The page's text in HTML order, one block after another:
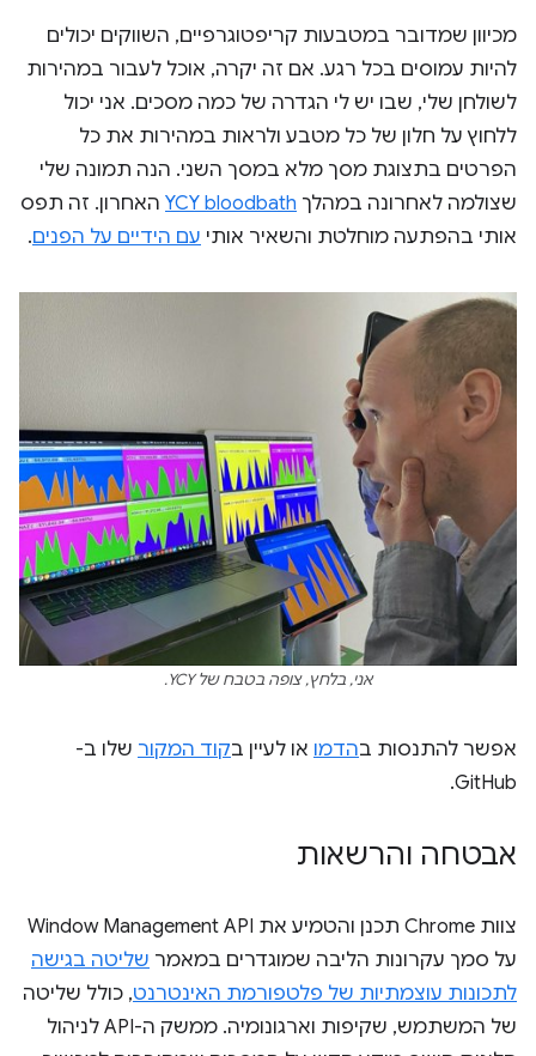
מכיוון שמדובר במטבעות קריפטוגרפיים, השווקים יכולים
להיות עמוסים בכל רגע. אם זה יקרה, אוכל לעבור במהירות
לשולחן שלי, שבו יש לי הגדרה של כמה מסכים. אני יכול
ללחוץ על חלון של כל מטבע ולראות במהירות את כל
הפרטים בתצוגת מסך מלא במסך השני. הנה תמונה שלי
שצולמה לאחרונה במהלך YCY bloodbath האחרון. זה תפס
אותי בהפתעה מוחלטת והשאיר אותי עם הידיים על הפנים.
אני, בלחץ, צופה בטבח של YCY.
אפשר להתנסות בהדמו או לעיין בקוד המקור שלו ב-
GitHub.
אבטחה והרשאות
צוות Chrome תכנן והטמיע את Window Management API
על סמך עקרונות הליבה שמוגדרים במאמר שליטה בגישה
לתכונות עוצמתיות של פלטפורמת האינטרנט, כולל שליטה
של המשתמש, שקיפות וארגונומיה. ממשק ה-API לניהול